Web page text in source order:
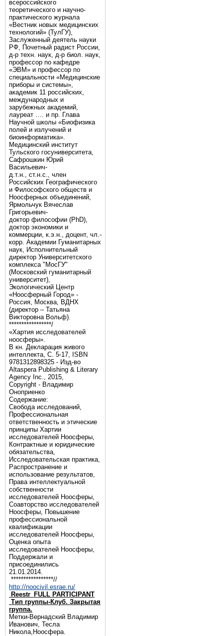
всероссийского
теоретического и научно-
практического журнала
«Вестник новых медицинских
технологий» (ТулГУ),
Заслуженный деятель науки
РФ, Почетный радист России,
д-р техн. наук, д-р биол. наук,
профессор по кафедре
«ЭВМ» и профессор по
специальности «Медицинские
приборы и системы»,
академик 11 российских,
международных и
зарубежных академий,
лауреат …. и пр. Глава
Научной школы «Биофизика
полей и излучений и
биоинформатика».
Медицинский институт
Тульского госуниверситета,
Сафрошкин Юрий
Васильевич-
д.т.н., ст.н.с., член
Российских Географического
и Философского обществ и
Ноосферных объединений,
Ярмольчук Вячеслав
Григорьевич-
доктор философии (PhD),
доктор экономики и
коммерции, к.э.н., доцент, чл.-
корр. Академии Гуманитарных
наук, Исполнительный
директор Университетского
комплекса "МосГУ"
(Московский гуманитарный
университет),
Экологический Центр
«Ноосферный Город» -
Россия, Москва, ВДНХ
(директор – Татьяна
Викторовна Вольф).
*****************/
«Хартия исследователей
ноосферы».
В кн. Декларация живого
интеллекта, С. 5-17, ISBN
9781312898325 - Изд-во
Altaspera Publishing & Literary
Agency Inc., 2015,
Copyright - Владимир
Оноприенко
Содержание:
Свобода исследований,
Профессиональная
ответственность и этические
принципы Хартии
исследователей Ноосферы,
Контрактные и юридические
обязательства,
Исследовательская практика,
Распространение и
использование результатов,
Права интеллектуальной
собственности
исследователей Ноосферы,
Соавторство исследователей
Ноосферы, Повышение
профессиональной
квалификации
исследователей Ноосферы,
Оценка опыта
исследователей Ноосферы,
Поддержали и
присоединились
21.01.2014.
*****************//
http://noocivil.esrae.ru/
Reestr_FULL PARTICIPANT
Тип группы-Клуб. Закрытая
группа.
Метки-Вернадский Владимир
Иванович, Тесла
Никола,Ноосфера.